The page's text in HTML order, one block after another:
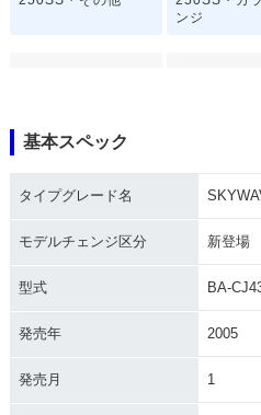
ンジ
250SS・カラーチェ
250SS・カ
2006年 SKYWAVE
2005年
基本スペック
タイプグレード名
モデルチェンジ区分 新登場
型式 BA-
発売年 2005
発売月 1